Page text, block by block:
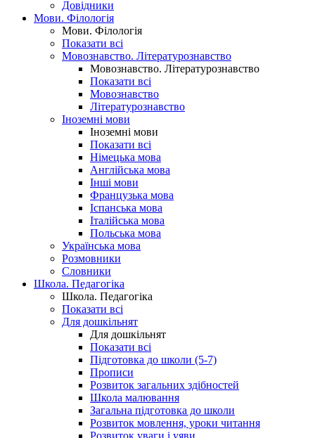
Довідники
Мови. Філологія
Мови. Філологія
Показати всі
Мовознавство. Літературознавство
Мовознавство. Літературознавство
Показати всі
Мовознавство
Літературознавство
Іноземні мови
Іноземні мови
Показати всі
Німецька мова
Англійська мова
Інші мови
Французька мова
Іспанська мова
Італійська мова
Польська мова
Українська мова
Розмовники
Словники
Школа. Педагогіка
Школа. Педагогіка
Показати всі
Для дошкільнят
Для дошкільнят
Показати всі
Підготовка до школи (5-7)
Прописи
Розвиток загальних здібностей
Школа малювання
Загальна підготовка до школи
Розвиток мовлення, уроки читання
Розвиток уваги і уяви